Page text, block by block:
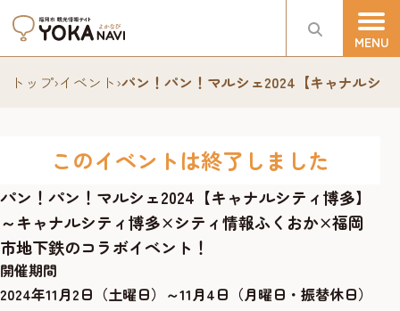
トップ›イベント›パン！パン！マルシェ2024【キャナルシ
このイベントは終了しました
パン！パン！マルシェ2024【キャナルシティ博多】
～キャナルシティ博多×シティ情報ふくおか×福岡
市地下鉄のコラボイベント！
開催期間
2024年11月2日（土曜日）～11月4日（月曜日・振替休日）